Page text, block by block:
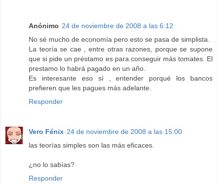
Anónimo 24 de noviembre de 2008 a las 6:12
No sé mucho de economía pero esto se pasa de simplista.
La teoría se cae , entre otras razones, porque se supone
que si pide un préstamo es para conseguir más tomates. El
prestamo lo habrá pagado en un año.
Es interesante eso sí , entender porqué los bancos
prefieren que les pagues más adelante.
Responder
Vero Fénix 24 de noviembre de 2008 a las 15:00
las teorías simples son las más eficaces.
¿no lo sabías?
Responder